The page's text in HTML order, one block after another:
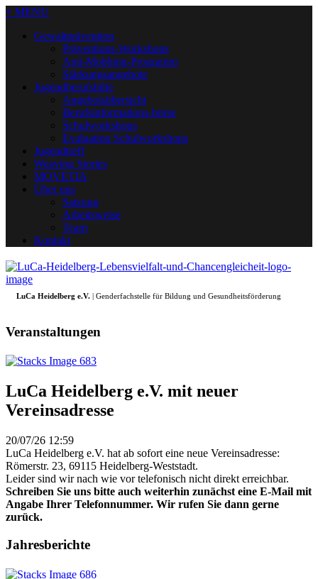
+ MENU
Gewaltprävention
Präventions-Workshops
Anti-Mobbing-Programm
Stärkungsangebote
Jugendberufshilfe
Angebotsübersicht
Berufsinformations-börse
Schulworkshops
Evaluation Schulworkshops
Jugendtreff
Weaving Stories
MOVETIA
Über uns
Satzung
Arbeitsweise
Team
Kontakt
LuCa Heidelberg e.V. | Genderfachstelle für Bildung und Gesundheitsförderung
Veranstaltungen
LuCa Heidelberg e.V. mit neuer
Vereinsadresse
20/07/26 12:59
LuCa Heidelberg e.V. hat ab sofort eine neue Vereinsadresse:
Römerstr. 23, 69115 Heidelberg-Weststadt.
Leider sind wir nach wie vor telefonisch nicht direkt erreichbar.
Schreiben Sie uns bitte auch weiterhin zunächst eine E-Mail mit
Angabe Ihrer Telefonnummer. Wir rufen Sie dann gerne
zurück.
Jahresberichte